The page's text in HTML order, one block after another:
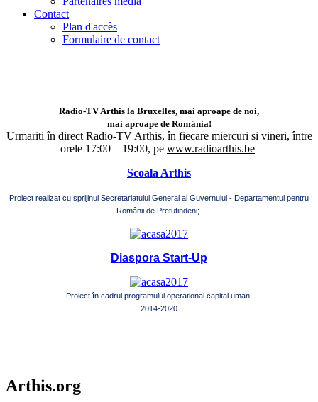
Contact
Plan d'accès
Formulaire de contact
Radio-TV Arthis la Bruxelles, mai aproape de noi,
mai aproape de România!
Urmariti în direct Radio-TV Arthis, în fiecare miercuri si vineri, între
orele 17:00 – 19:00, pe www.radioarthis.be
Scoala Arthis
Proiect realizat cu sprijinul Secretariatului General al Guvernului - Departamentul pentru
Românii de Pretutindeni;
Diaspora Start-Up
Proiect în cadrul programului operational capital uman
2014-2020
Arthis.org